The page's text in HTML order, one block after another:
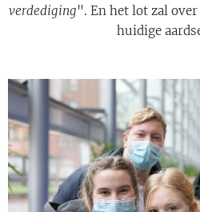
verdediging". En het lot zal
huidige